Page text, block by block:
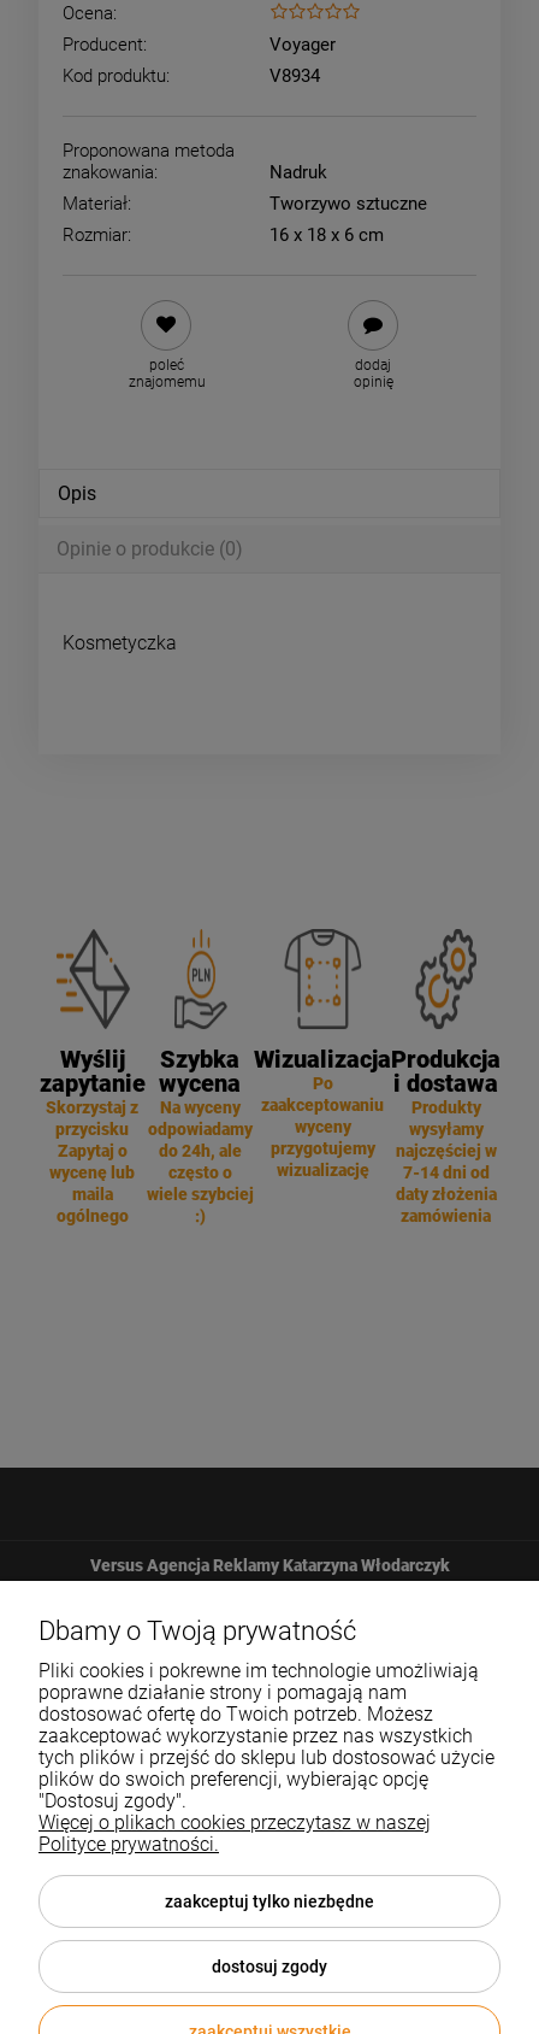
Ocena:
Producent:
Voyager
Kod produktu:
V8934
Proponowana metoda
znakowania:
Nadruk
Materiał:
Tworzywo sztuczne
Rozmiar:
16 x 18 x 6 cm
poleć
znajomemu
dodaj
opinię
Opis
Opinie o produkcie (0)
Kosmetyczka
Wyślij
zapytanie
Skorzystaj z
przycisku
Zapytaj o
wycenę lub
maila
ogólnego
Szybka
wycena
Na wyceny
odpowiadamy
do 24h, ale
często o
wiele szybciej
:)
Wizualizacja
Po
zaakceptowaniu
wyceny
przygotujemy
wizualizację
Produkcja
i dostawa
Produkty
wysyłamy
najczęściej w
7-14 dni od
daty złożenia
zamówienia
Versus Agencja Reklamy Katarzyna Włodarczyk
Żbicka 161
32-065 Krzeszowice
12 307 25 82
Pomoc
Blog
O nas
Dbamy o Twoją prywatność
Pliki cookies i pokrewne im technologie umożliwiają
poprawne działanie strony i pomagają nam
dostosować ofertę do Twoich potrzeb. Możesz
zaakceptować wykorzystanie przez nas wszystkich
tych plików i przejść do sklepu lub dostosować użycie
plików do swoich preferencji, wybierając opcję
"Dostosuj zgody".
Więcej o plikach cookies przeczytasz w naszej
Polityce prywatności.
zaakceptuj tylko niezbędne
dostosuj zgody